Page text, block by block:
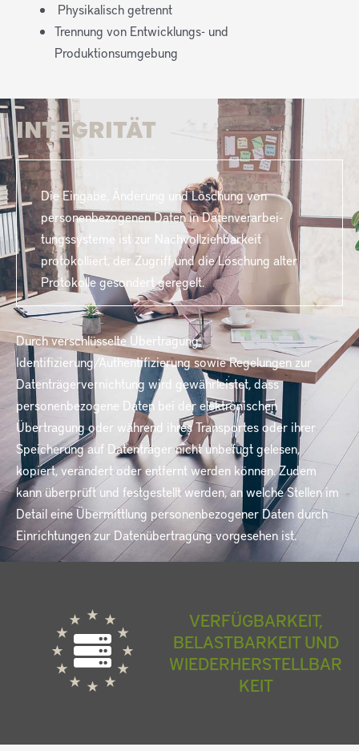
Physikalisch getrennt
Trennung von Entwicklungs- und
Produktionsumgebung
INTEGRITÄT
Die Eingabe, Änderung und Löschung von
personenbezogenen Daten in Datenverarbei-
tungssysteme ist zur Nachvollziehbarkeit
protokolliert, der Zugriff und die Löschung alter
Protokolle gesondert geregelt.
Durch verschlüsselte Übertragung,
Identifizierung/Authentifizierung sowie Regelungen zur
Datenträgervernichtung wird gewährleistet, dass
personenbezogene Daten bei der elektronischen
Übertragung oder während ihres Transportes oder ihrer
Speicherung auf Datenträger nicht unbefugt gelesen,
kopiert, verändert oder entfernt werden können. Zudem
kann überprüft und festgestellt werden, an welche Stellen im
Detail eine Übermittlung personenbezogener Daten durch
Einrichtungen zur Datenübertragung vorgesehen ist.
VERFÜGBARKEIT,
BELASTBARKEIT UND
WIEDERHERSTELLBAR
KEIT